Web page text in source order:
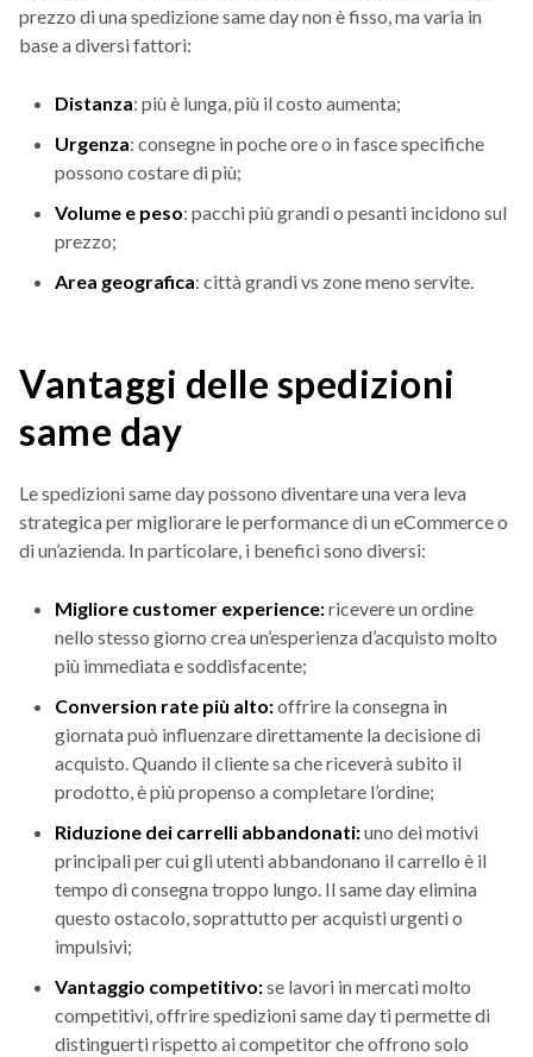
prezzo di una spedizione same day non è fisso, ma varia in
base a diversi fattori:
Distanza: più è lunga, più il costo aumenta;
Urgenza: consegne in poche ore o in fasce specifiche
possono costare di più;
Volume e peso: pacchi più grandi o pesanti incidono sul
prezzo;
Area geografica: città grandi vs zone meno servite.
Vantaggi delle spedizioni
same day
Le spedizioni same day possono diventare una vera leva
strategica per migliorare le performance di un eCommerce o
di un’azienda. In particolare, i benefici sono diversi:
Migliore customer experience:ricevere un ordine
nello stesso giorno crea un’esperienza d’acquisto molto
più immediata e soddisfacente;
Conversion rate più alto:offrire la consegna in
giornata può influenzare direttamente la decisione di
acquisto. Quando il cliente sa che riceverà subito il
prodotto, è più propenso a completare l’ordine;
Riduzione dei carrelli abbandonati:uno dei motivi
principali per cui gli utenti abbandonano il carrello è il
tempo di consegna troppo lungo. Il same day elimina
questo ostacolo, soprattutto per acquisti urgenti o
impulsivi;
Vantaggio competitivo:se lavori in mercati molto
competitivi, offrire spedizioni same day ti permette di
distinguerti rispetto ai competitor che offrono solo